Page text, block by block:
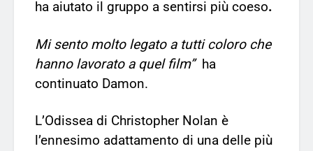
ha aiutato il gruppo a sentirsi più coeso.
Mi sento molto legato a tutti coloro che
hanno lavorato a quel film” ha
continuato Damon.
L’Odissea di Christopher Nolan è
l’ennesimo adattamento di una delle più